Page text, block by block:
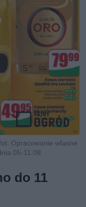
Opracowanie własne
05-11.08
do 11